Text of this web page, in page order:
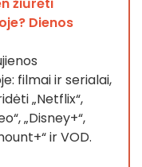
žiūrėti
Dienos
filmai ir serialai,
„Netflix“,
„Disney+“,
ir VOD.